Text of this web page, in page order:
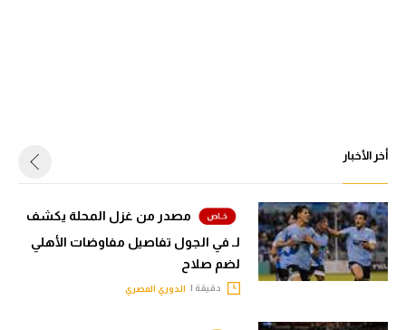
أخر الأخبار
مصدر من غزل المحلة يكشف
لـ في الجول تفاصيل مفاوضات الأهلي
لضم صلاح
دقيقة | الدوري المصري